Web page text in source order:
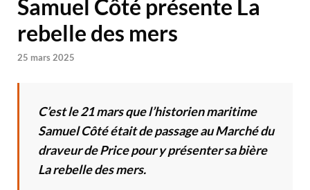
Samuel Côté présente La
rebelle des mers
25 mars 2025
C’est le 21 mars que l’historien maritime
Samuel Côté était de passage au Marché du
draveur de Price pour y présenter sa bière
La rebelle des mers.